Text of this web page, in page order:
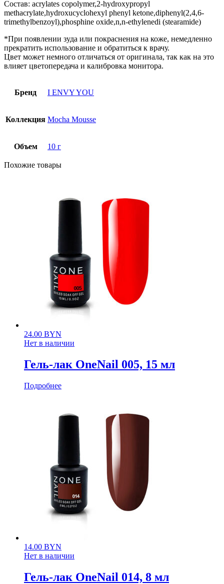
Состав: acrylates copolymer,2-hydroxypropyl
methacrylate,hydroxucyclohexyl phenyl ketone,diphenyl(2,4,6-
trimethylbenzoyl),phosphine oxide,n,n-ethylenedi (stearamide)
*При появлении зуда или покраснения на коже, немедленно
прекратить использование и обратиться к врачу.
Цвет может немного отличаться от оригинала, так как на это
влияет цветопередача и калибровка монитора.
Бренд I ENVY YOU
Коллекция Mocha Mousse
Объем 10 г
Похожие товары
24.00 BYN
Нет в наличии
Гель-лак OneNail 005, 15 мл
Подробнее
14.00 BYN
Нет в наличии
Гель-лак OneNail 014, 8 мл